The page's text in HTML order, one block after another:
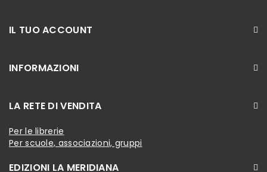
IL TUO ACCOUNT
INFORMAZIONI
LA RETE DI VENDITA
Per le librerie
Per scuole, associazioni, gruppi
EDIZIONI LA MERIDIANA